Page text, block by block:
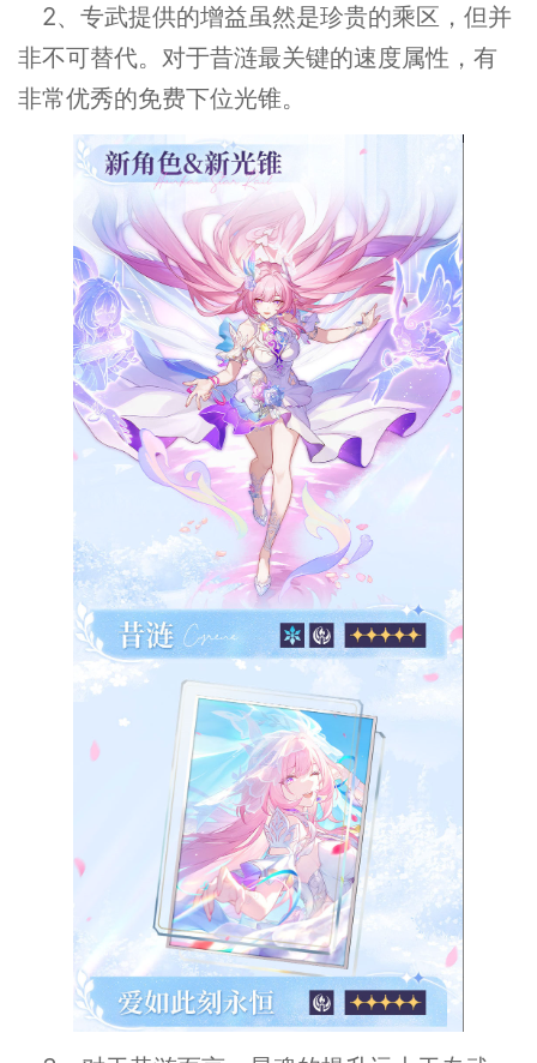
2、专武提供的增益虽然是珍贵的乘区，但并
非不可替代。对于昔涟最关键的速度属性，有
非常优秀的免费下位光锥。